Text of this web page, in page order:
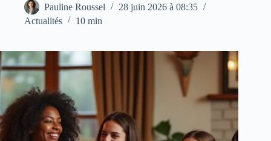
Pauline Roussel
28 juin 2026 à 08:35
Actualités
10 min